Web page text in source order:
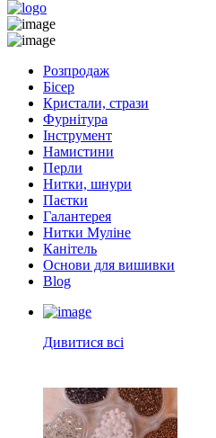
Розпродаж
Бісер
Кристали, стрази
Фурнітура
Інструмент
Намистини
Перли
Нитки, шнури
Паєтки
Галантерея
Нитки Муліне
Канітель
Основи для вишивки
Blog
Дивитися всі